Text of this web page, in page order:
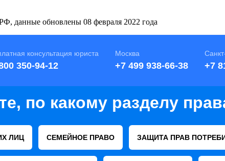
данные обновлены 08 февраля 2022 года